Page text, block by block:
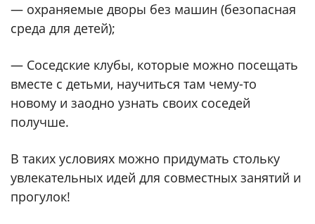
— охраняемые дворы без машин (безопасная
среда для детей);
— Соседские клубы, которые можно посещать
вместе с детьми, научиться там чему-то
новому и заодно узнать своих соседей
получше.
В таких условиях можно придумать стольку
увлекательных идей для совместных занятий и
прогулок!